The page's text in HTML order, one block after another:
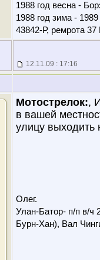
1988 год весна -
1988 год зима -
43842-Р, ремрота
12.11.09 : 17:16
Мотострелок:,
в вашей
улицу выходить
Олег.
Улан-Батор- п/п в/ч
Бурн-Хан), Вал